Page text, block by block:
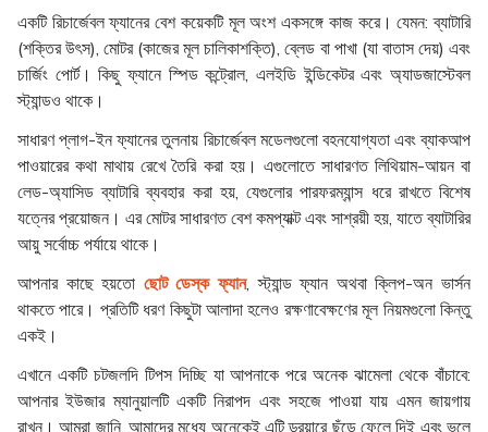
একটি রিচার্জেবল ফ্যানের বেশ কয়েকটি মূল অংশ একসঙ্গে কাজ করে। যেমন:ব্যাটারি
(শক্তির উৎস),মোটর(কাজের মূল চালিকাশক্তি),ব্লেড বা পাখা(যা বাতাস দেয়) এবং
চার্জিং পোর্ট। কিছু ফ্যানে স্পিড কন্ট্রোল, এলইডি ইন্ডিকেটর এবং অ্যাডজাস্টেবল
স্ট্যান্ডও থাকে।
সাধারণ প্লাগ-ইন ফ্যানের তুলনায় রিচার্জেবল মডেলগুলো বহনযোগ্যতা এবং ব্যাকআপ
পাওয়ারের কথা মাথায় রেখে তৈরি করা হয়। এগুলোতে সাধারণত লিথিয়াম-আয়নবা
লেড-অ্যাসিড ব্যাটারি ব্যবহার করা হয়, যেগুলোর পারফরম্যান্স ধরে রাখতে বিশেষ
যত্নের প্রয়োজন। এর মোটর সাধারণত বেশ কমপ্যাক্ট এবং সাশ্রয়ী হয়, যাতে ব্যাটারির
আয়ু সর্বোচ্চ পর্যায়ে থাকে।
আপনার কাছে হয়তো ছোট ডেস্ক ফ্যান, স্ট্যান্ড ফ্যান অথবা ক্লিপ-অন ভার্সন
থাকতে পারে। প্রতিটি ধরণ কিছুটা আলাদা হলেও রক্ষণাবেক্ষণের মূল নিয়মগুলো কিন্তু
একই।
এখানে একটি চটজলদি টিপস দিচ্ছি যা আপনাকে পরে অনেক ঝামেলা থেকে বাঁচাবে:
আপনারইউজার ম্যানুয়ালটিএকটি নিরাপদ এবং সহজে পাওয়া যায় এমন জায়গায়
রাখুন। আমরা জানি, আমাদের মধ্যে অনেকেই এটি ড্রয়ারে ছুঁড়ে ফেলে দিই এবং ভুলে